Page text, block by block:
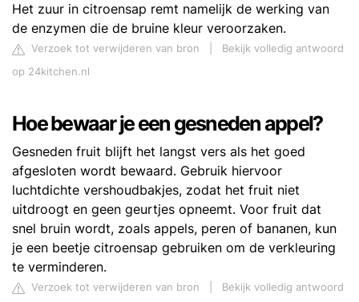
Het zuur in citroensap remt namelijk de werking van
de enzymen die de bruine kleur veroorzaken.
Verzoek tot verwijderen van bron
Bekijk volledig antwoord
op 24kitchen.nl
Hoe bewaar je een gesneden appel?
Gesneden fruit blijft het langst vers als het goed
afgesloten wordt bewaard. Gebruik hiervoor
luchtdichte vershoudbakjes, zodat het fruit niet
uitdroogt en geen geurtjes opneemt. Voor fruit dat
snel bruin wordt, zoals appels, peren of bananen, kun
je een beetje citroensap gebruiken om de verkleuring
te verminderen.
Verzoek tot verwijderen van bron Bekijk volledig antwoord